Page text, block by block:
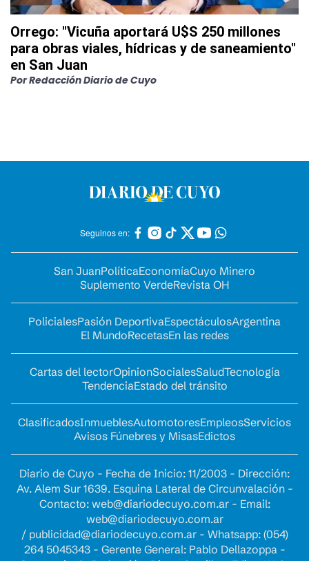
Orrego: "Vicuña aportará U$S 250 millones
para obras viales, hídricas y de saneamiento"
en San Juan
PorRedacción Diario de Cuyo
Seguinos en:
San JuanPolíticaEconomíaCuyo Minero
Suplemento VerdeRevista OH
PolicialesPasión DeportivaEspectáculosArgentina
El MundoRecetasEn las redes
Cartas del lectorOpinionSocialesSaludTecnología
TendenciaEstado del tránsito
ClasificadosInmueblesAutomotoresEmpleosServicios
Avisos Fúnebres y MisasEdictos
Diario de Cuyo - Fecha de Inicio: 11/2003 - Dirección:
Av. Alem Sur 1639. Esquina Lateral de Circunvalación -
Contacto: web@diariodecuyo.com.ar- Email:
web@diariodecuyo.com.ar
/ publicidad@diariodecuyo.com.ar- Whatsapp: (054)
264 5045343 - Gerente General: Pablo Dellazoppa -